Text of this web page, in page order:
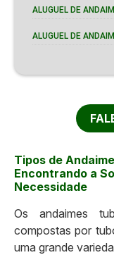
ALUGUEL DE
ALUGUEL DE
Tipos de
Encontrando a
Necessidade
Os andaimes
compostas por
uma grande